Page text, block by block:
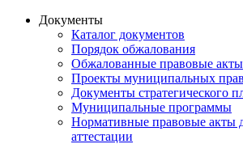
Документы
Каталог документов
Порядок обжалования
Обжалованные правовые акты
Проекты муниципальных
Документы стратегического
Муниципальные программы
Нормативные правовые акты
аттестации